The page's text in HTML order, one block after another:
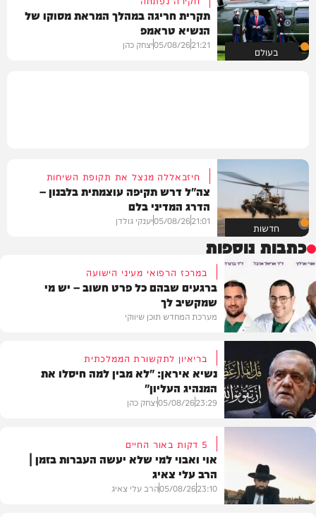
בעולם
תקרית חריגה במהלך המראת מסוקו של
הנשיא טראמפ
21:21
05/08/26יצחק כהן
חדשות
חיזבאללה מנצל את תקופת השיחות
צה"ל דרש תקיפה עוצמתית בלבנון –
הדרג המדיני בלם
21:01
05/08/26יענקי גולדן
כתבות נוספות
תוכן שיווקי
במרכז הרפואי מעיני הישועה
ברגעים שבהם כל פרט חשוב – יש מי
שמקשיב לך
מערכת המחדש תוכן שיווקי
בעולם
בריאיון לתקשורת הממלכתית
נשיא איראן: "לא מבין למה חיסלו את
המנהיג העליון"
23:29
05/08/26יצחק כהן
5 דקות באור החיים
אוי ואבוי למי שלא יעשה העברות בזמן |
הרב עלי צאיג
23:10
05/08/26הרב עלי צאיג